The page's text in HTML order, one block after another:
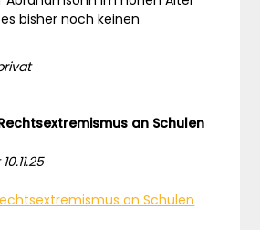
bisher noch keinen
an Schulen
an Schulen